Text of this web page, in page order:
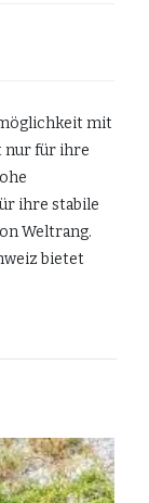
mit
nur für ihre
ihre stabile
Weltrang.
bietet